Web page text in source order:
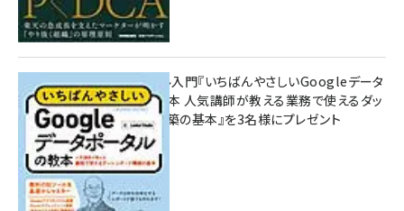
無料BIツール入門『いちばんやさしいGoogleデータ
ポータルの教本 人気講師が教える業務で使えるダッ
シュボード構築の基本』を3名様にプレゼント
7月31日 10:00